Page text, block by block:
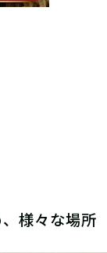
様々な場所